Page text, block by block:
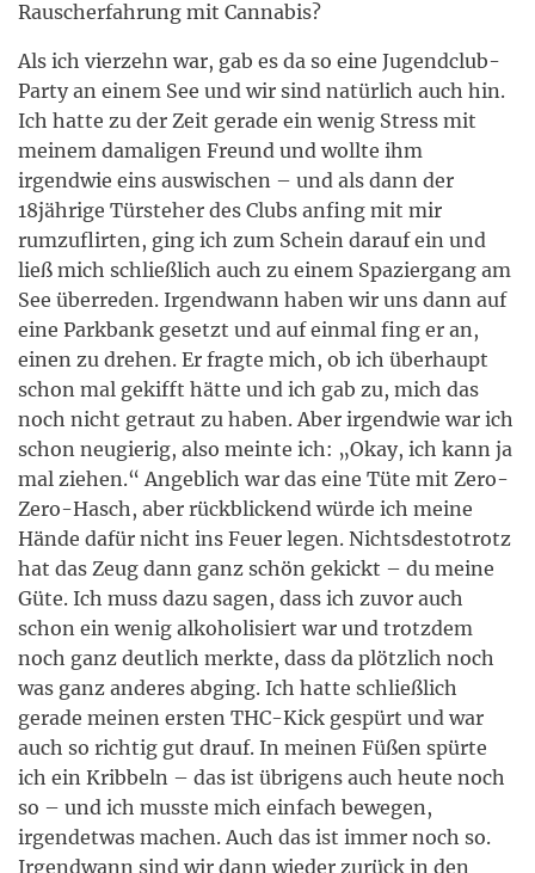
Rauscherfahrung mit Cannabis?
Als ich vierzehn war, gab es da so eine Jugendclub-
Party an einem See und wir sind natürlich auch hin.
Ich hatte zu der Zeit gerade ein wenig Stress mit
meinem damaligen Freund und wollte ihm
irgendwie eins auswischen – und als dann der
18jährige Türsteher des Clubs anfing mit mir
rumzuflirten, ging ich zum Schein darauf ein und
ließ mich schließlich auch zu einem Spaziergang am
See überreden. Irgendwann haben wir uns dann auf
eine Parkbank gesetzt und auf einmal fing er an,
einen zu drehen. Er fragte mich, ob ich überhaupt
schon mal gekifft hätte und ich gab zu, mich das
noch nicht getraut zu haben. Aber irgendwie war ich
schon neugierig, also meinte ich: „Okay, ich kann ja
mal ziehen.“ Angeblich war das eine Tüte mit Zero-
Zero-Hasch, aber rückblickend würde ich meine
Hände dafür nicht ins Feuer legen. Nichtsdestotrotz
hat das Zeug dann ganz schön gekickt – du meine
Güte. Ich muss dazu sagen, dass ich zuvor auch
schon ein wenig alkoholisiert war und trotzdem
noch ganz deutlich merkte, dass da plötzlich noch
was ganz anderes abging. Ich hatte schließlich
gerade meinen ersten THC-Kick gespürt und war
auch so richtig gut drauf. In meinen Füßen spürte
ich ein Kribbeln – das ist übrigens auch heute noch
so – und ich musste mich einfach bewegen,
irgendetwas machen. Auch das ist immer noch so.
Irgendwann sind wir dann wieder zurück in den